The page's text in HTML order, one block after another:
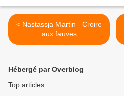
< Nastassja Martin - Croire
aux fauves
Hébergé par Overblog
Top articles